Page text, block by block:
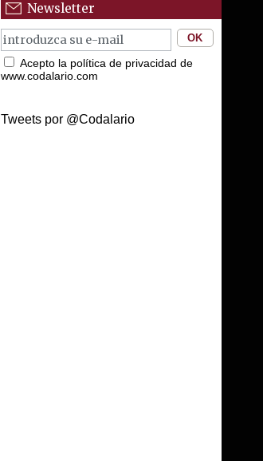
Newsletter
Acepto la política de privacidad de
www.codalario.com
Tweets por @Codalario